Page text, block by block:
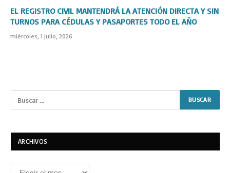
EL REGISTRO CIVIL MANTENDRÁ LA ATENCIÓN DIRECTA Y SIN
TURNOS PARA CÉDULAS Y PASAPORTES TODO EL AÑO
miércoles, 1 julio, 2026
ARCHIVOS
Archivos